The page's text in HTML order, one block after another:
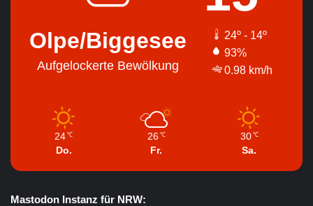
Olpe/Biggesee
Aufgelockerte Bewölkung
24º - 14º
93%
0.98 km/h
24 ℃
Do.
26 ℃
Fr.
30 ℃
Sa.
Mastodon Instanz für NRW: